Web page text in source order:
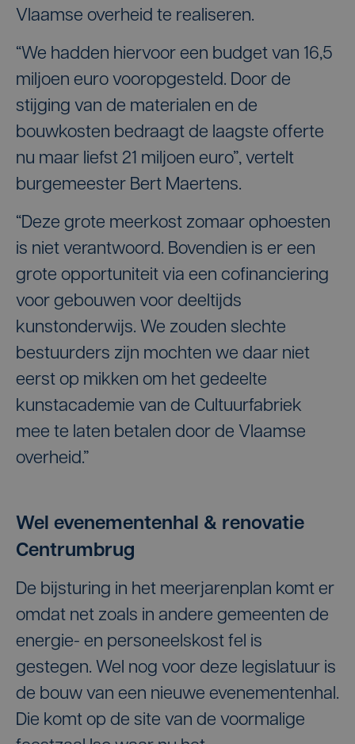
Vlaamse overheid te realiseren.
“We hadden hiervoor een budget van 16,5
miljoen euro vooropgesteld. Door de
stijging van de materialen en de
bouwkosten bedraagt de laagste offerte
nu maar liefst 21 miljoen euro”, vertelt
burgemeester Bert Maertens.
“Deze grote meerkost zomaar ophoesten
is niet verantwoord. Bovendien is er een
grote opportuniteit via een cofinanciering
voor gebouwen voor deeltijds
kunstonderwijs. We zouden slechte
bestuurders zijn mochten we daar niet
eerst op mikken om het gedeelte
kunstacademie van de Cultuurfabriek
mee te laten betalen door de Vlaamse
overheid.”
Wel evenementenhal & renovatie
Centrumbrug
De bijsturing in het meerjarenplan komt er
omdat net zoals in andere gemeenten de
energie- en personeelskost fel is
gestegen. Wel nog voor deze legislatuur is
de bouw van een nieuwe evenementenhal.
Die komt op de site van de voormalige